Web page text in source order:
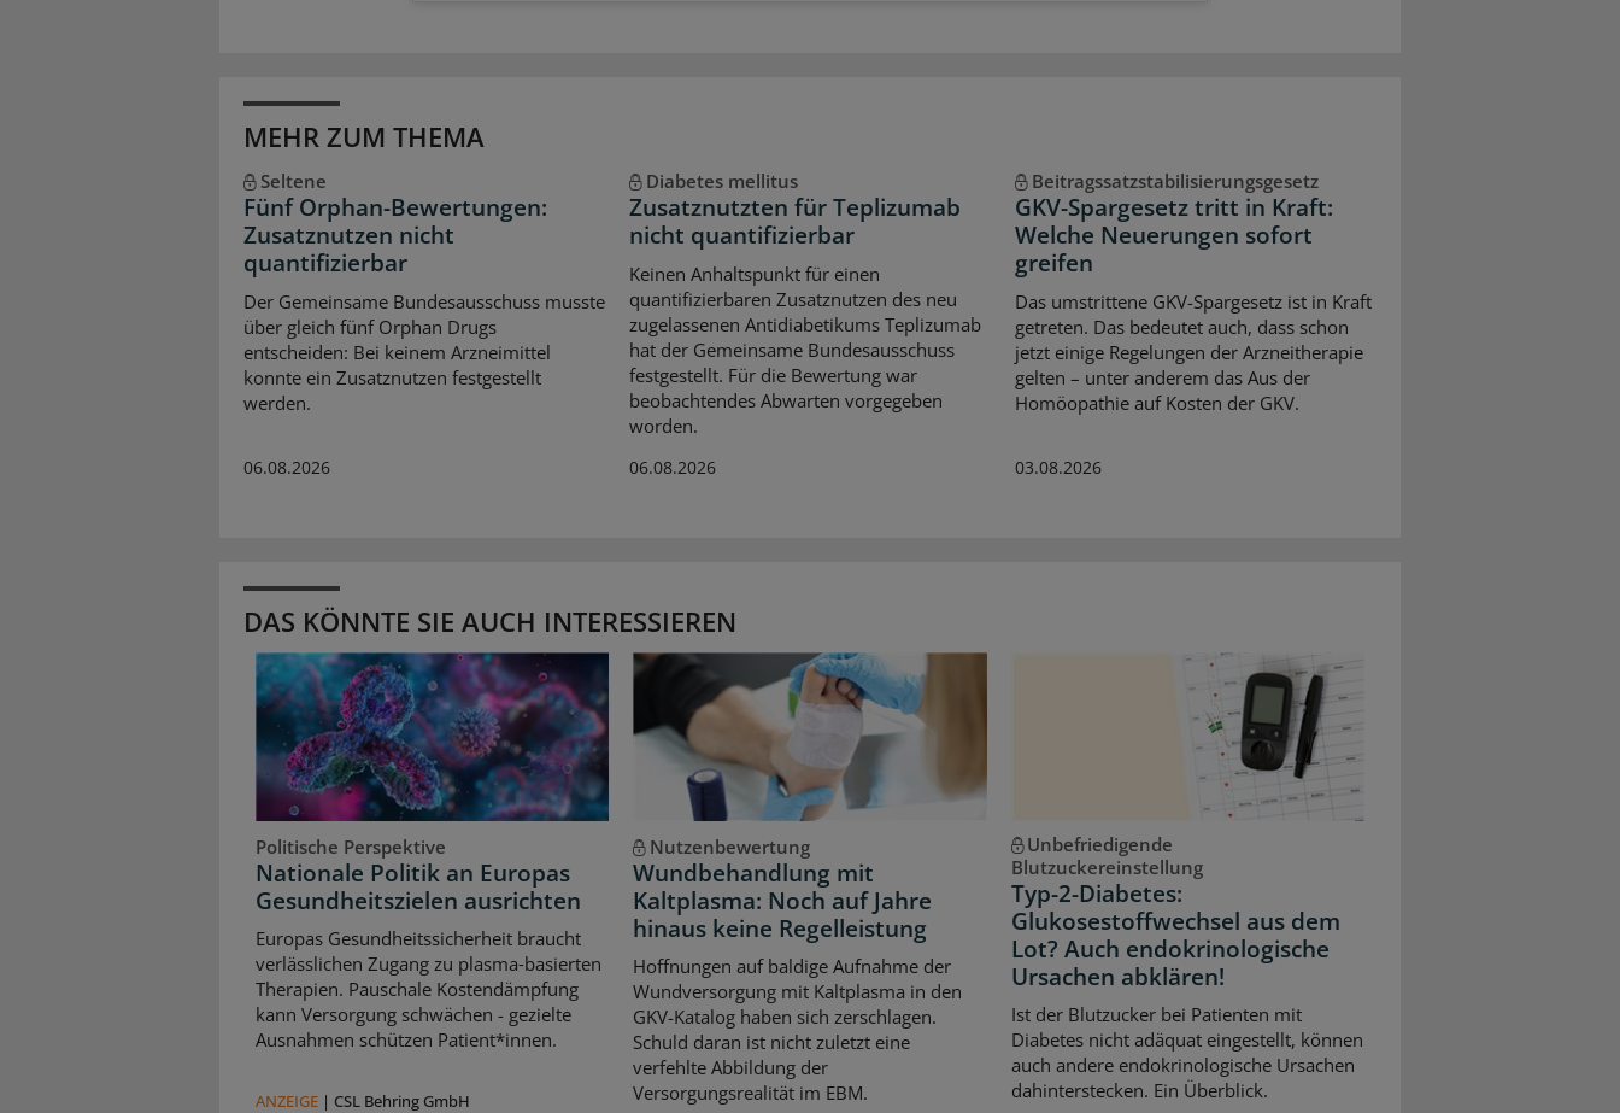
MEHR ZUM THEMA
Seltene
Fünf Orphan-Bewertungen:
Zusatznutzen nicht
quantifizierbar
Der Gemeinsame Bundesausschuss musste
über gleich fünf Orphan Drugs
entscheiden: Bei keinem Arzneimittel
konnte ein Zusatznutzen festgestellt
werden.
06.08.2026
Diabetes mellitus
Zusatznutzten für Teplizumab
nicht quantifizierbar
Keinen Anhaltspunkt für einen
quantifizierbaren Zusatznutzen des neu
zugelassenen Antidiabetikums Teplizumab
hat der Gemeinsame Bundesausschuss
festgestellt. Für die Bewertung war
beobachtendes Abwarten vorgegeben
worden.
06.08.2026
Beitragssatzstabilisierungsgesetz
GKV-Spargesetz tritt in Kraft:
Welche Neuerungen sofort
greifen
Das umstrittene GKV-Spargesetz ist in Kraft
getreten. Das bedeutet auch, dass schon
jetzt einige Regelungen der Arzneitherapie
gelten – unter anderem das Aus der
Homöopathie auf Kosten der GKV.
03.08.2026
DAS KÖNNTE SIE AUCH INTERESSIEREN
Politische Perspektive
Nationale Politik an Europas
Gesundheitszielen ausrichten
Europas Gesundheitssicherheit braucht
verlässlichen Zugang zu plasma‑basierten
Therapien. Pauschale Kostendämpfung
kann Versorgung schwächen - gezielte
Ausnahmen schützen Patient*innen.
ANZEIGE | CSL Behring GmbH
Nutzenbewertung
Wundbehandlung mit
Kaltplasma: Noch auf Jahre
hinaus keine Regelleistung
Hoffnungen auf baldige Aufnahme der
Wundversorgung mit Kaltplasma in den
GKV-Katalog haben sich zerschlagen.
Schuld daran ist nicht zuletzt eine
verfehlte Abbildung der
Versorgungsrealität im EBM.
Unbefriedigende
Blutzuckereinstellung
Typ-2-Diabetes:
Glukosestoffwechsel aus dem
Lot? Auch endokrinologische
Ursachen abklären!
Ist der Blutzucker bei Patienten mit
Diabetes nicht adäquat eingestellt, können
auch andere endokrinologische Ursachen
dahinterstecken. Ein Überblick.